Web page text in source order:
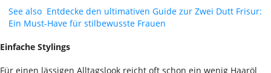
See also Entdecke den ultimativen Guide zur Zwei Dutt Frisur:
Ein Must-Have für stilbewusste Frauen
Einfache Stylings
Für einen lässigen Alltagslook reicht oft schon ein wenig Haaröl